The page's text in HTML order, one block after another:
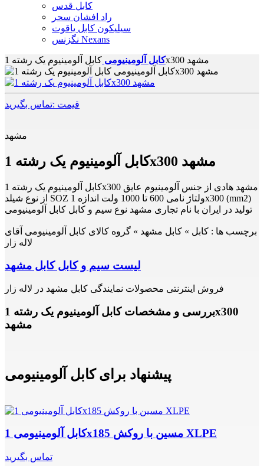
کابل قدس
راد افشان سحر
سیلیکون کابل یاقوت
نگزنس Nexans
کابل آلومینیومی کابل آلومینیوم یک رشته 1x300 مشهد
قیمت :تماس بگیرید
مشهد
کابل آلومینیوم یک رشته 1x300 مشهد
کابل آلومینیوم یک رشته 1x300 مشهد هادی از جنس آلومینیوم عایق
از نوع شیلد SOZ ولتاژ نامی 600 تا 1000 ولت اندازه 1x300 (mm2)
تولید در ایران با نام تجاری مشهد نوع سیم و کابل کابل آلومینیومی
برچسب ها : کابل » کابل مشهد » گروه کالای کابل آلومینیومی آقای
لاله زار
لیست سیم و کابل کابل مشهد
فروش اینترنتی محصولات نمایندگی کابل مشهد در لاله زار
بررسی و مشخصات کابل آلومینیوم یک رشته 1x300
مشهد
پیشنهاد برای کابل آلومینیومی
کابل آلومینیومی 1x185 مسین با روکش XLPE
تماس بگیرید